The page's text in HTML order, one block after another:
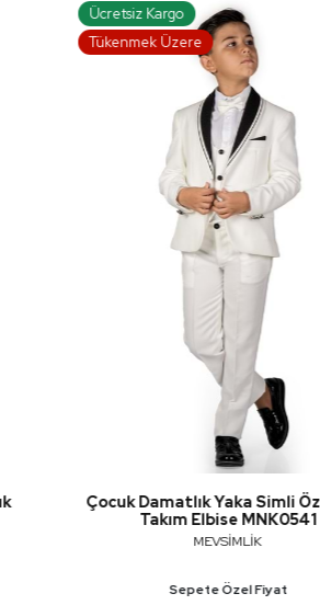
Gün
Ücretsiz Kargo
Tükenmek Üzere
Kadife Ceketli Yelekli Erkek
Elbise MNK0550
Sepete Özel Fiyat